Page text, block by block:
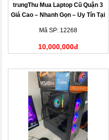
trungThu Mua Laptop Cũ Quận 3
Giá Cao – Nhanh Gọn – Uy Tín Tại
Mã SP: 12268
10,000,000đ